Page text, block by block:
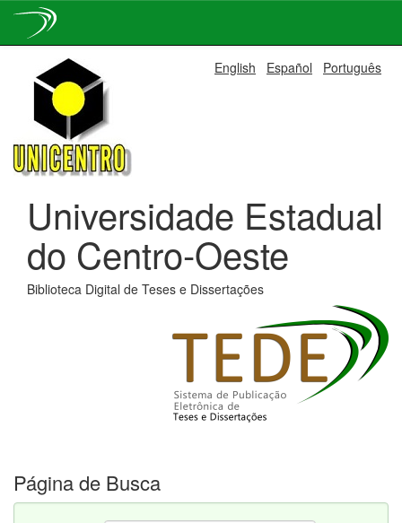
navigation
English Español Português
Universidade Estadual
do Centro-Oeste
Biblioteca Digital de Teses e Dissertações
Página de Busca